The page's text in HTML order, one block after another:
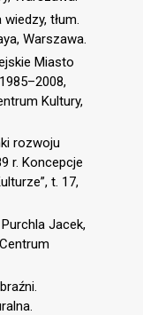
tłum.
Warszawa.
Miasto
Kultury,
rozwoju
r. Koncepcje
t. 17,
Jacek,